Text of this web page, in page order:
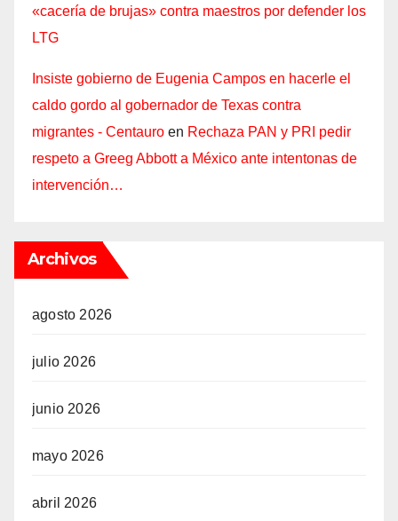
«cacería de brujas» contra maestros por defender los
LTG
Insiste gobierno de Eugenia Campos en hacerle el
caldo gordo al gobernador de Texas contra
migrantes - Centauro en Rechaza PAN y PRI pedir
respeto a Greeg Abbott a México ante intentonas de
intervención…
Archivos
agosto 2026
julio 2026
junio 2026
mayo 2026
abril 2026